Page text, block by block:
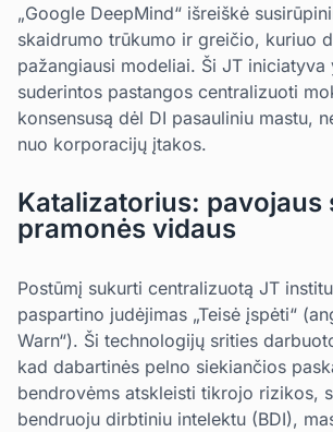
„Google DeepMind“ išreiškė
skaidrumo trūkumo ir greičio, kuriuo
pažangiausi modeliai. Ši JT
suderintos pastangos centralizuoti
konsensusą dėl DI pasauliniu mastu,
nuo korporacijų įtakos.
Katalizatorius: pavojaus
pramonės vidaus
Postūmį sukurti centralizuotą JT
paspartino judėjimas „Teisė įspėti“
Warn“). Ši technologijų srities
kad dabartinės pelno siekiančios
bendrovėms atskleisti tikrojo rizikos,
bendruoju dirbtiniu intelektu (BDI),